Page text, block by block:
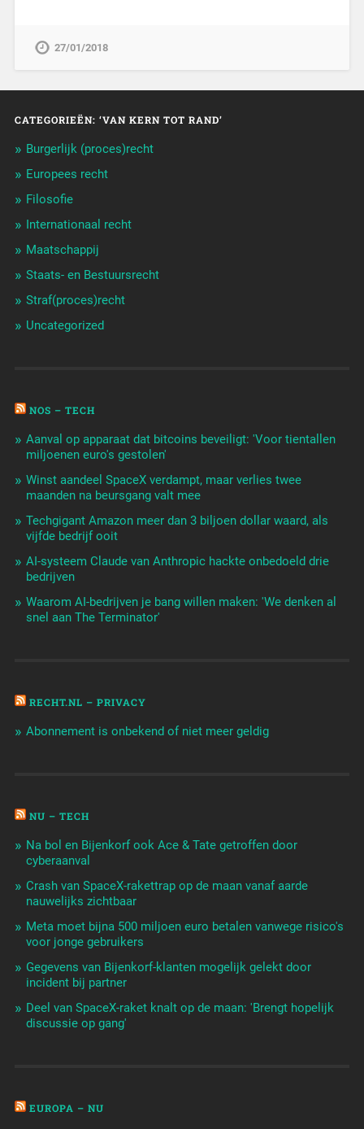
27/01/2018
CATEGORIEËN: ‘VAN KERN TOT RAND’
Burgerlijk (proces)recht
Europees recht
Filosofie
Internationaal recht
Maatschappij
Staats- en Bestuursrecht
Straf(proces)recht
Uncategorized
NOS – TECH
Aanval op apparaat dat bitcoins beveiligt: 'Voor tientallen
miljoenen euro's gestolen'
Winst aandeel SpaceX verdampt, maar verlies twee
maanden na beursgang valt mee
Techgigant Amazon meer dan 3 biljoen dollar waard, als
vijfde bedrijf ooit
AI-systeem Claude van Anthropic hackte onbedoeld drie
bedrijven
Waarom AI-bedrijven je bang willen maken: 'We denken al
snel aan The Terminator'
RECHT.NL – PRIVACY
Abonnement is onbekend of niet meer geldig
NU – TECH
Na bol en Bijenkorf ook Ace & Tate getroffen door
cyberaanval
Crash van SpaceX-rakettrap op de maan vanaf aarde
nauwelijks zichtbaar
Meta moet bijna 500 miljoen euro betalen vanwege risico's
voor jonge gebruikers
Gegevens van Bijenkorf-klanten mogelijk gelekt door
incident bij partner
Deel van SpaceX-raket knalt op de maan: 'Brengt hopelijk
discussie op gang'
EUROPA – NU